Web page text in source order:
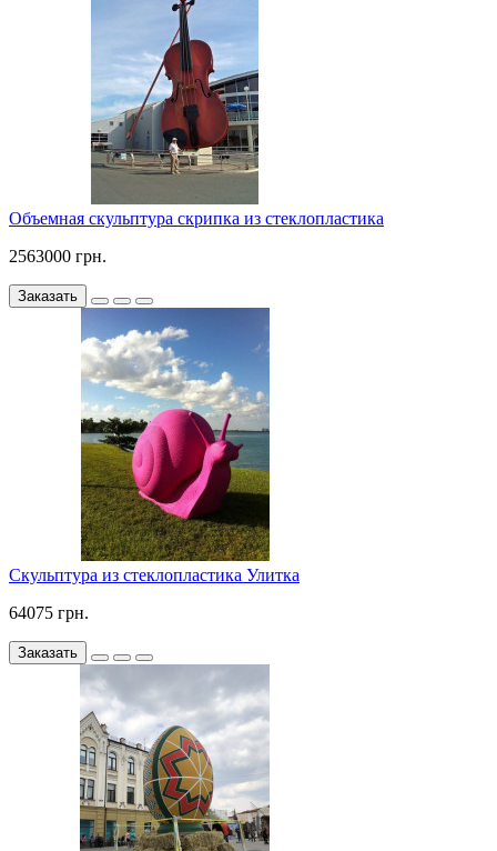
Объемная скульптура скрипка из стеклопластика
2563000 грн.
Заказать
Скульптура из стеклопластика Улитка
64075 грн.
Заказать